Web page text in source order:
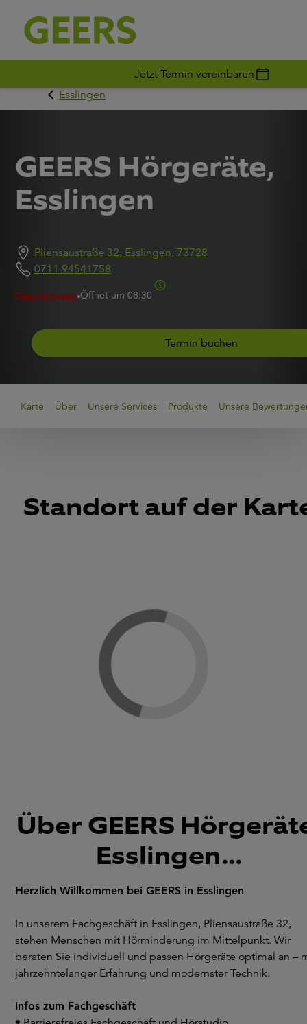
Jetzt Termin vereinbaren
Esslingen
GEERS Hörgeräte,
Esslingen
Pliensaustraße 32, Esslingen, 73728
0711 94541758
Geschlossen Öffnet um 08:30
Termin buchen
Karte Über Unsere Services Produkte Unsere
Standort auf der
Über GEERS
Esslingen...
Herzlich Willkommen bei GEERS in Esslingen
In unserem Fachgeschäft in Esslingen, Pliensaustraße 32,
stehen Menschen mit Hörminderung im Mittelpunkt. Wir
beraten Sie individuell und passen Hörgeräte optimal an –
jahrzehntelanger Erfahrung und modernster Technik.
Infos zum Fachgeschäft